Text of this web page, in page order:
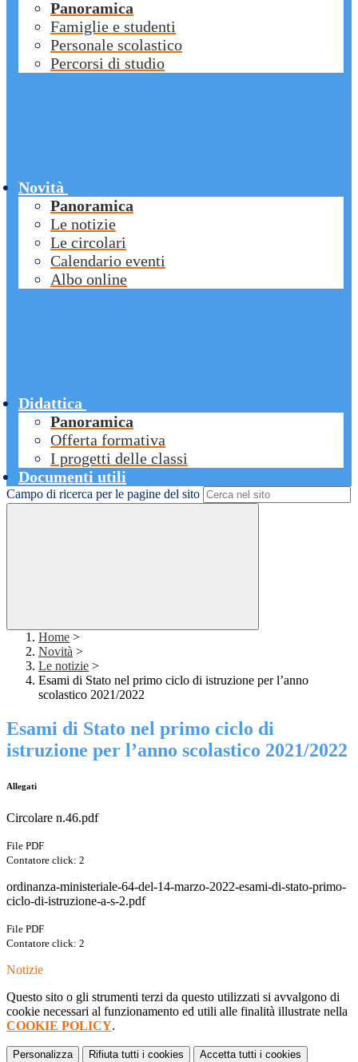
Panoramica
Famiglie e studenti
Personale scolastico
Percorsi di studio
Novità
Panoramica
Le notizie
Le circolari
Calendario eventi
Albo online
Didattica
Panoramica
Offerta formativa
I progetti delle classi
Documenti utili
Campo di ricerca per le pagine del sito
Home >
Novità >
Le notizie >
Esami di Stato nel primo ciclo di istruzione per l’anno
scolastico 2021/2022
Esami di Stato nel primo ciclo di
istruzione per l’anno scolastico 2021/2022
Allegati
Circolare n.46.pdf
File PDF
Contatore click: 2
ordinanza-ministeriale-64-del-14-marzo-2022-esami-di-stato-primo-
ciclo-di-istruzione-a-s-2.pdf
File PDF
Contatore click: 2
Notizie
Questo sito o gli strumenti terzi da questo utilizzati si avvalgono di
cookie necessari al funzionamento ed utili alle finalità illustrate nella
COOKIE POLICY.
Personalizza Rifiuta tutti i cookies Accetta tutti i cookies